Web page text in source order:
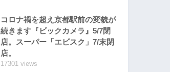
コロナ禍を超え京都駅前の変貌が
続きます『ビックカメラ』5/7閉
店。スーパー「エビスク」7/末閉
店。
17301 views